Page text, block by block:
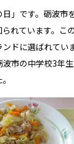
」です。砺波市
れています。 こ
ドに選ばれてい
市の中学校3年